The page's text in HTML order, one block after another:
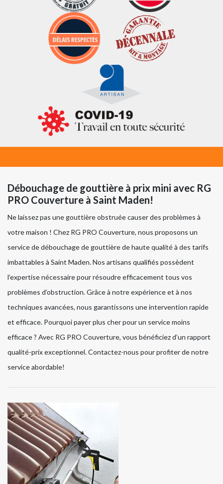
Débouchage de gouttière à prix mini avec RG
PRO Couverture à Saint Maden!
Ne laissez pas une gouttière obstruée causer des problèmes à
votre maison ! Chez RG PRO Couverture, nous proposons un
service de débouchage de gouttière de haute qualité à des tarifs
imbattables à Saint Maden. Nos artisans qualifiés possèdent
l’expertise nécessaire pour résoudre efficacement tous vos
problèmes d’obstruction. Grâce à notre expérience et à nos
techniques avancées, nous garantissons une intervention rapide
et efficace. Pourquoi payer plus cher pour un service moins
efficace ? Avec RG PRO Couverture, vous bénéficiez d’un rapport
qualité-prix exceptionnel. Contactez-nous pour profiter de notre
service abordable!